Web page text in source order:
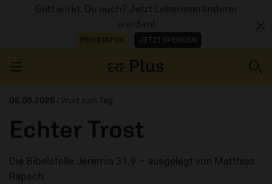
Gott wirkt. Du auch? Jetzt Lebensveränderer
werden!
MEHR INFOS JETZT SPENDEN
AUDIOTHEK
06.05.2026 / Wort zum Tag
Echter Trost
Die Bibelstelle Jeremia 31,9 – ausgelegt von Matthias
Rapsch.